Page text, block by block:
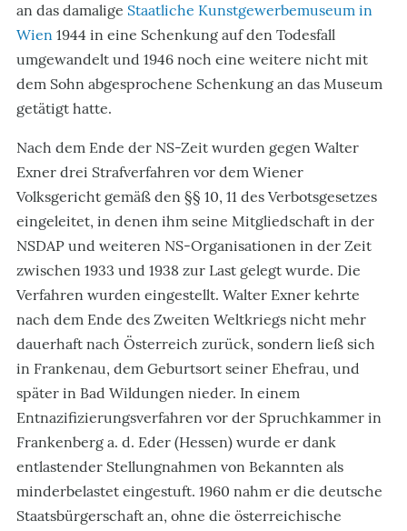
an das damalige Staatliche Kunstgewerbemuseum in
Wien 1944 in eine Schenkung auf den Todesfall
umgewandelt und 1946 noch eine weitere nicht mit
dem Sohn abgesprochene Schenkung an das Museum
getätigt hatte.
Nach dem Ende der NS-Zeit wurden gegen Walter
Exner drei Strafverfahren vor dem Wiener
Volksgericht gemäß den §§ 10, 11 des Verbotsgesetzes
eingeleitet, in denen ihm seine Mitgliedschaft in der
NSDAP und weiteren NS-Organisationen in der Zeit
zwischen 1933 und 1938 zur Last gelegt wurde. Die
Verfahren wurden eingestellt. Walter Exner kehrte
nach dem Ende des Zweiten Weltkriegs nicht mehr
dauerhaft nach Österreich zurück, sondern ließ sich
in Frankenau, dem Geburtsort seiner Ehefrau, und
später in Bad Wildungen nieder. In einem
Entnazifizierungsverfahren vor der Spruchkammer in
Frankenberg a. d. Eder (Hessen) wurde er dank
entlastender Stellungnahmen von Bekannten als
minderbelastet eingestuft. 1960 nahm er die deutsche
Staatsbürgerschaft an, ohne die österreichische